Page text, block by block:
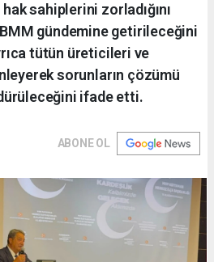
sahiplerini zorladığını
gündemine getirileceğini
tütün üreticileri ve
sorunların çözümü
ifade etti.
ABONE OL